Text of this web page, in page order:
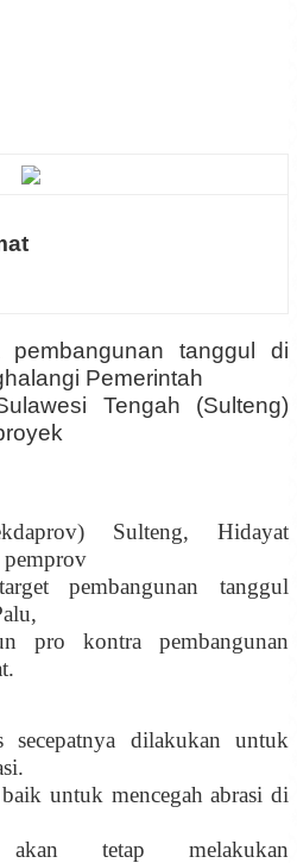
pembangunan tanggul di
i Pemerintah
Tengah (Sulteng)
Sulteng, Hidayat
pemprov
pembangunan tanggul
pro kontra pembangunan
dilakukan untuk
untuk mencegah abrasi di
tetap melakukan